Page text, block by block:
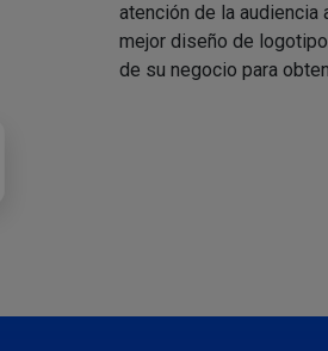
atención de la audiencia
mejor diseño de
de su negocio para